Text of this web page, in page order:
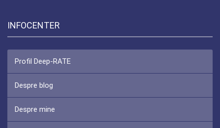
INFOCENTER
Profil Deep-RATE
Despre blog
Despre mine